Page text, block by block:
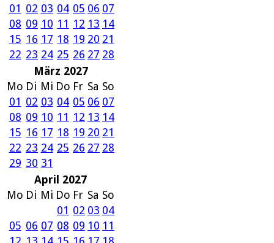
01 02 03 04 05 06 07
08 09 10 11 12 13 14
15 16 17 18 19 20 21
22 23 24 25 26 27 28
März 2027
Mo Di Mi Do Fr Sa So
01 02 03 04 05 06 07
08 09 10 11 12 13 14
15 16 17 18 19 20 21
22 23 24 25 26 27 28
29 30 31
April 2027
Mo Di Mi Do Fr Sa So
01 02 03 04
05 06 07 08 09 10 11